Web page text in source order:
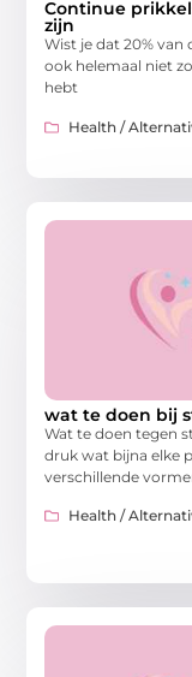
Continue
zijn
Wist je dat 20% van
ook helemaal niet
hebt
Health /
wat te doen bij
Wat te doen tegen
druk wat bijna elke
verschillende
Health /